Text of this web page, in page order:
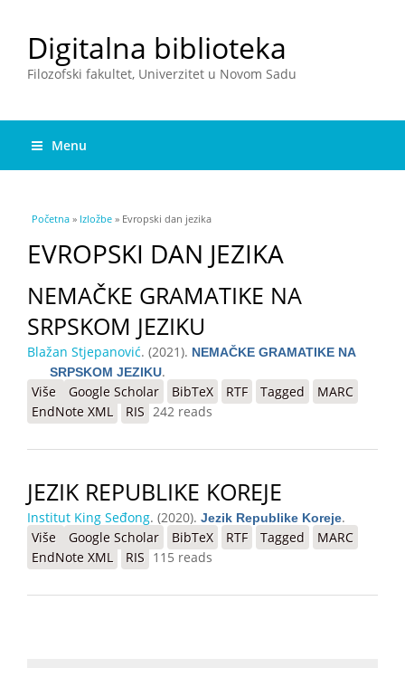
Digitalna biblioteka
Filozofski fakultet, Univerzitet u Novom Sadu
Menu
You are here
Početna » Izložbe » Evropski dan jezika
EVROPSKI DAN JEZIKA
NEMAČKE GRAMATIKE NA
SRPSKOM JEZIKU
Blažan Stjepanović. (2021). NEMAČKE GRAMATIKE NA
SRPSKOM JEZIKU.
Više o NEMAČKE GRAMATIKE NA SRPSKOM JEZIKU
Google Scholar BibTeX RTF Tagged
MARC
EndNote XML
RIS 242 reads
JEZIK REPUBLIKE KOREJE
Institut King Seđong. (2020). Jezik Republike Koreje.
Više o Jezik Republike Koreje
Google Scholar BibTeX RTF Tagged
MARC
EndNote XML
RIS 115 reads